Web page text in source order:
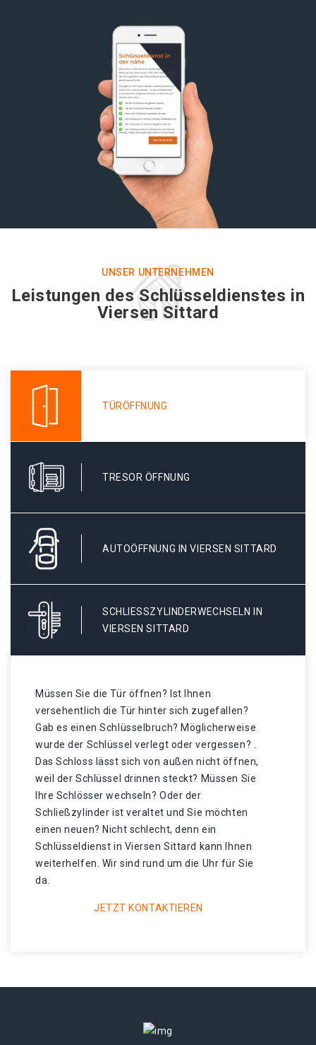
UNSER UNTERNEHMEN
Leistungen des Schlüsseldienstes in
Viersen Sittard
TÜRÖFFNUNG
TRESOR ÖFFNUNG
AUTOÖFFNUNG IN VIERSEN SITTARD
SCHLIESSZYLINDERWECHSELN IN V
IERSEN SITTARD
Müssen Sie die Tür öffnen? Ist Ihnen
versehentlich die Tür hinter sich zugefallen?
Gab es einen Schlüsselbruch? Möglicherweise
wurde der Schlüssel verlegt oder vergessen? .
Das Schloss lässt sich von außen nicht öffnen,
weil der Schlüssel drinnen steckt? Müssen Sie
Ihre Schlösser wechseln? Oder der
Schließzylinder ist veraltet und Sie möchten
einen neuen? Nicht schlecht, denn ein
Schlüsseldienst in Viersen Sittard kann Ihnen
weiterhelfen. Wir sind rund um die Uhr für Sie
da.
JETZT KONTAKTIEREN